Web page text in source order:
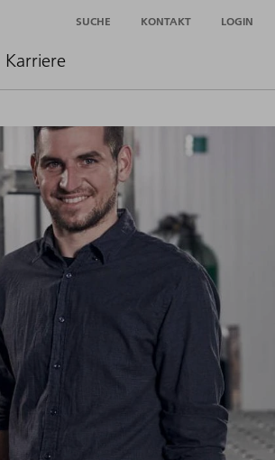
Karriere
SUCHE KONTAKT LOGIN